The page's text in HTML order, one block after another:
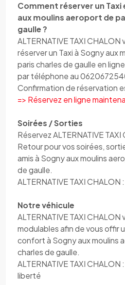
Comment réserver un Taxi
aux moulins aeroport de
gaulle ?
ALTERNATIVE TAXI
réserver un Taxi à Sogny aux
paris charles de gaulle en
par téléphone au
Confirmation de réservation
=> Réservez en ligne
Soirées / Sorties
Réservez ALTERNATIVE
Retour pour vos soirées,
amis à Sogny aux moulins
de gaulle.
ALTERNATIVE TAXI
Notre véhicule
ALTERNATIVE TAXI CHALON
modulables afin de vous offir
confort à Sogny aux moulins
charles de gaulle.
ALTERNATIVE TAXI
liberté